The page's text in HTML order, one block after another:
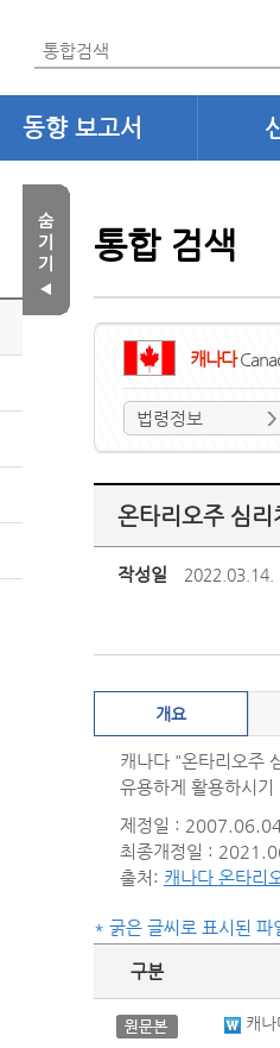
동향 보고서
통합 검색
캐나다
법령정보
온타리오주 심
작성일 2022.03.14.
개요
캐나다 "온타리오주
유용하게 활용하시기
제정일 :
최종개정일 :
출처: 캐나다 온타리
* 굵은 글씨로 표시된 파
구분
캐